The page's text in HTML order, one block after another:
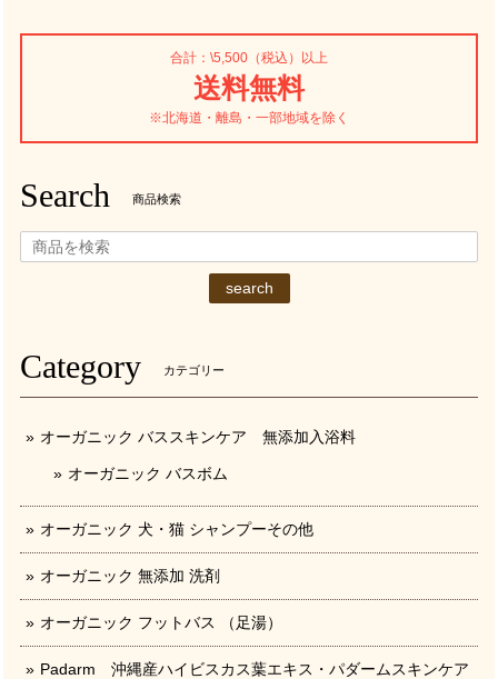
合計：\5,500（税込）以上
送料無料
※北海道・離島・一部地域を除く
Search 商品検索
search
Category カテゴリー
オーガニック バススキンケア 無添加入浴料
オーガニック バスボム
オーガニック 犬・猫 シャンプーその他
オーガニック 無添加 洗剤
オーガニック フットバス （足湯）
Padarm 沖縄産ハイビスカス葉エキス・パダームスキンケア